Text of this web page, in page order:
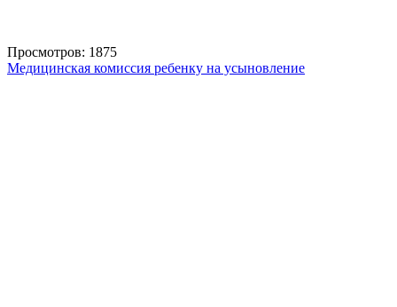
Просмотров: 1875
Медицинская комиссия ребенку на усыновление